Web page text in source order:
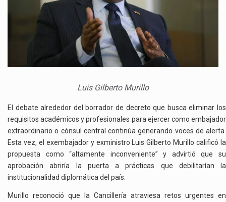
PARA
DIPLOMÁTICOS
SERÍA
UN
RETROCESO
PARA
LA
EN
Luis Gilberto Murillo
El debate alrededor del borrador de decreto que busca eliminar los
requisitos académicos y profesionales para ejercer como embajador
extraordinario o cónsul central continúa generando voces de alerta.
Esta vez, el exembajador y exministro Luis Gilberto Murillo calificó la
propuesta como “altamente inconveniente” y advirtió que su
aprobación abriría la puerta a prácticas que debilitarían la
institucionalidad diplomática del país.
Murillo reconoció que la Cancillería atraviesa retos urgentes en